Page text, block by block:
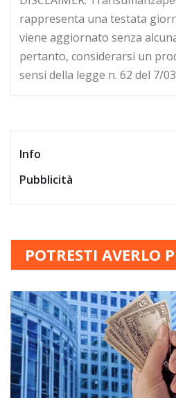
rappresenta una testata
viene aggiornato senza
pertanto, considerarsi un
sensi della legge n. 62 del 7/
Info
Pubblicità
POTRESTI AVERLO